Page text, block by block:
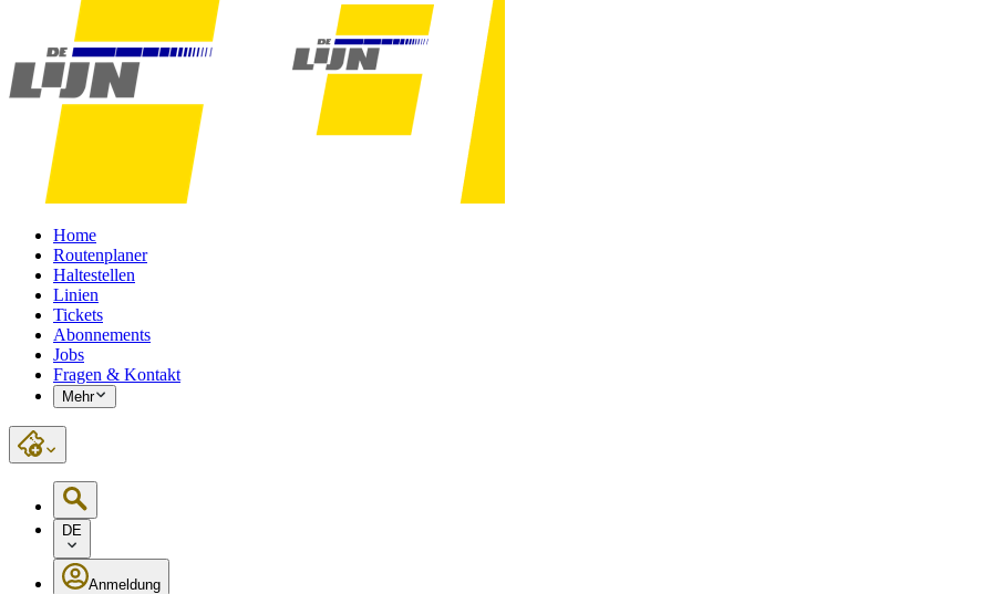
Home
Routenplaner
Haltestellen
Linien
Tickets
Abonnements
Jobs
Fragen & Kontakt
Mehr
DE
Anmeldung